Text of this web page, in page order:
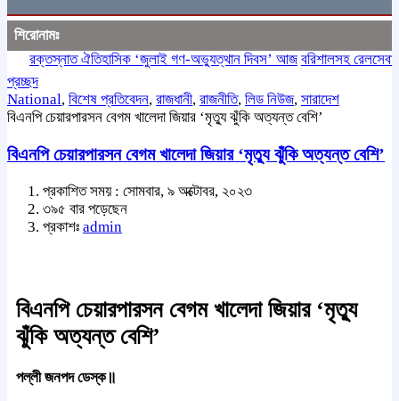
শিরোনামঃ
রক্তস্নাত ঐতিহাসিক ‌‘জুলাই গণ-অভ্যুত্থান দিবস’ আজ বরিশালসহ রেলসেবা
প্রচ্ছদ
National, বিশেষ প্রতিবেদন, রাজধানী, রাজনীতি, লিড নিউজ, সারাদেশ
বিএনপি চেয়ারপারসন বেগম খালেদা জিয়ার ‘মৃত্যু ঝুঁকি অত্যন্ত বেশি’
বিএনপি চেয়ারপারসন বেগম খালেদা জিয়ার ‘মৃত্যু ঝুঁকি অত্যন্ত বেশি’
প্রকাশিত সময় : সোমবার, ৯ অক্টোবর, ২০২৩
৩৯৫ বার পড়েছেন
প্রকাশঃ admin
বিএনপি চেয়ারপারসন বেগম খালেদা জিয়ার ‘মৃত্যু
ঝুঁকি অত্যন্ত বেশি’
পল্লী জনপদ ডেস্ক॥